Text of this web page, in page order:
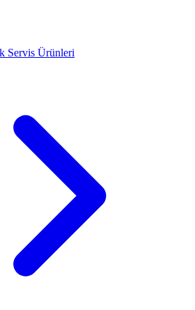
Servis Ürünleri